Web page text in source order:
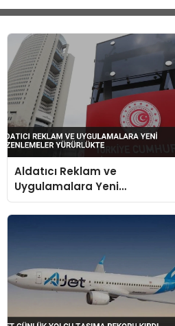
Aldatıcı Reklam ve
Uygulamalara Yeni
Düzenlemeler Yürürlükte